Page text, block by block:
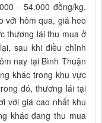
- 54.000 đồng/kg.
với hôm qua, giá heo
thương lái thu mua ở
sau khi điều chỉnh
nay tại Bình Thuận
khác trong khu vực
đó, thương lái tại
với giá cao nhất khu
khác đang thu mua